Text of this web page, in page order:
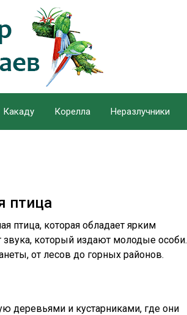
Какаду Корелла Неразлучники
птица
птица, которая обладает ярким
который издают молодые особи.
от лесов до горных районов.
деревьями и кустарниками, где они